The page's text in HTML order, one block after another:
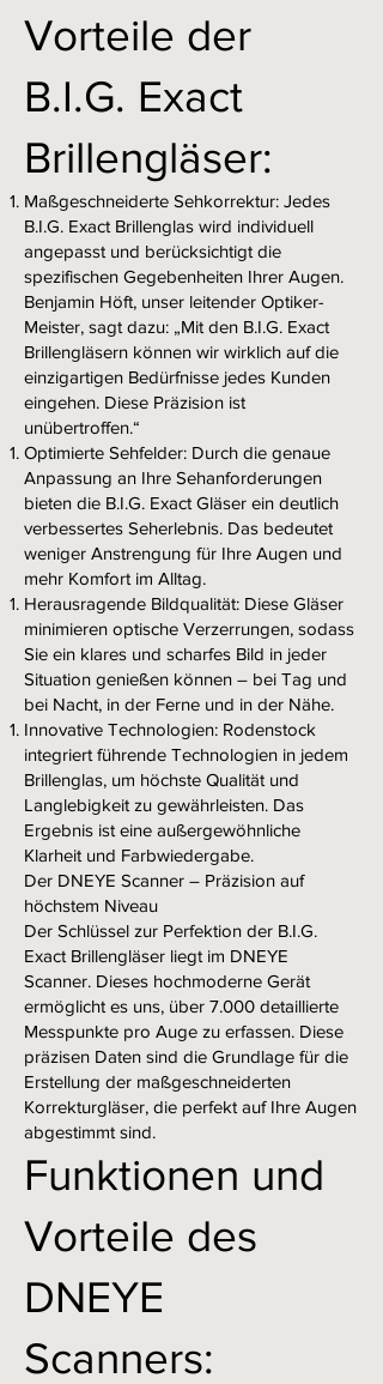
Vorteile der
B.I.G. Exact
Brillengläser:
Maßgeschneiderte Sehkorrektur: Jedes
B.I.G. Exact Brillenglas wird individuell
angepasst und berücksichtigt die
spezifischen Gegebenheiten Ihrer Augen.
Benjamin Höft, unser leitender Optiker-
Meister, sagt dazu: „Mit den B.I.G. Exact
Brillengläsern können wir wirklich auf die
einzigartigen Bedürfnisse jedes Kunden
eingehen. Diese Präzision ist
unübertroffen.“
Optimierte Sehfelder: Durch die genaue
Anpassung an Ihre Sehanforderungen
bieten die B.I.G. Exact Gläser ein deutlich
verbessertes Seherlebnis. Das bedeutet
weniger Anstrengung für Ihre Augen und
mehr Komfort im Alltag.
Herausragende Bildqualität: Diese Gläser
minimieren optische Verzerrungen, sodass
Sie ein klares und scharfes Bild in jeder
Situation genießen können – bei Tag und
bei Nacht, in der Ferne und in der Nähe.
Innovative Technologien: Rodenstock
integriert führende Technologien in jedem
Brillenglas, um höchste Qualität und
Langlebigkeit zu gewährleisten. Das
Ergebnis ist eine außergewöhnliche
Klarheit und Farbwiedergabe.
Der DNEYE Scanner – Präzision auf
höchstem Niveau
Der Schlüssel zur Perfektion der B.I.G.
Exact Brillengläser liegt im DNEYE
Scanner. Dieses hochmoderne Gerät
ermöglicht es uns, über 7.000 detaillierte
Messpunkte pro Auge zu erfassen. Diese
präzisen Daten sind die Grundlage für die
Erstellung der maßgeschneiderten
Korrekturgläser, die perfekt auf Ihre Augen
abgestimmt sind.
Funktionen und
Vorteile des
DNEYE
Scanners: